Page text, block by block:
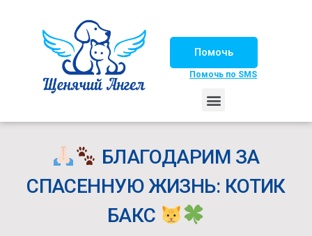
Помочь
Помочь по SMS
БЛАГОДАРИМ ЗА
СПАСЕННУЮ ЖИЗНЬ: КОТИК
БАКС